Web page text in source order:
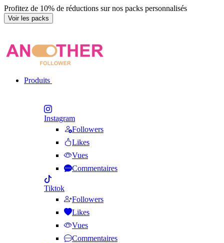
Profitez de 10% de réductions sur nos packs personnalisés
Voir les packs
Produits
Instagram
Followers
Likes
Vues
Commentaires
Tiktok
Followers
Likes
Vues
Commentaires